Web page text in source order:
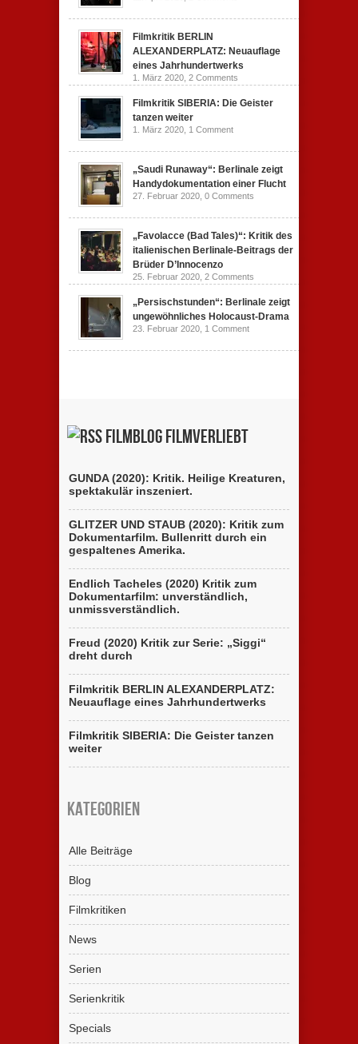
Filmkritik BERLIN
ALEXANDERPLATZ: Neuauflage
eines Jahrhundertwerks
1. März 2020, 2 Comments
Filmkritik SIBERIA: Die Geister
tanzen weiter
1. März 2020, 1 Comment
„Saudi Runaway“: Berlinale zeigt
Handydokumentation einer Flucht
27. Februar 2020, 0 Comments
„Favolacce (Bad Tales)“: Kritik des
italienischen Berlinale-Beitrags der
Brüder D’Innocenzo
25. Februar 2020, 2 Comments
„Persischstunden“: Berlinale zeigt
ungewöhnliches Holocaust-Drama
23. Februar 2020, 1 Comment
Filmblog filmverliebt
GUNDA (2020): Kritik. Heilige Kreaturen,
spektakulär inszeniert.
GLITZER UND STAUB (2020): Kritik zum
Dokumentarfilm. Bullenritt durch ein
gespaltenes Amerika.
Endlich Tacheles (2020) Kritik zum
Dokumentarfilm: unverständlich,
unmissverständlich.
Freud (2020) Kritik zur Serie: „Siggi“
dreht durch
Filmkritik BERLIN ALEXANDERPLATZ:
Neuauflage eines Jahrhundertwerks
Filmkritik SIBERIA: Die Geister tanzen
weiter
Kategorien
Alle Beiträge
Blog
Filmkritiken
News
Serien
Serienkritik
Specials